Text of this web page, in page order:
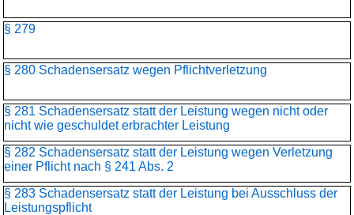
§ 279
§ 280 Schadensersatz wegen Pflichtverletzung
§ 281 Schadensersatz statt der Leistung wegen nicht oder
nicht wie geschuldet erbrachter Leistung
§ 282 Schadensersatz statt der Leistung wegen Verletzung
einer Pflicht nach § 241 Abs. 2
§ 283 Schadensersatz statt der Leistung bei Ausschluss der
Leistungspflicht